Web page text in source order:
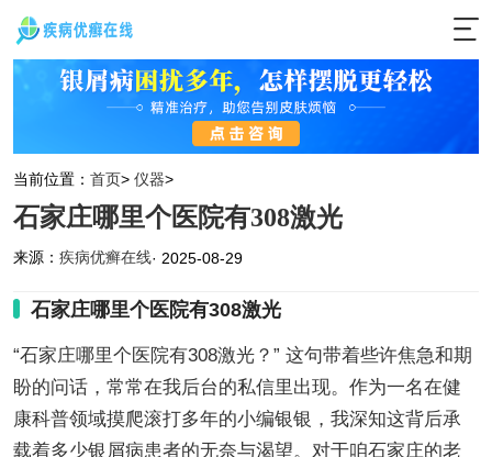
当前位置： 首页> 仪器>
石家庄哪里个医院有308激光
来源： 疾病优癣在线· 2025-08-29
石家庄哪里个医院有308激光
“石家庄哪里个医院有308激光？” 这句带着些许焦急和期
盼的问话，常常在我后台的私信里出现。作为一名在健
康科普领域摸爬滚打多年的小编银银，我深知这背后承
载着多少银屑病患者的无奈与渴望。对于咱石家庄的老